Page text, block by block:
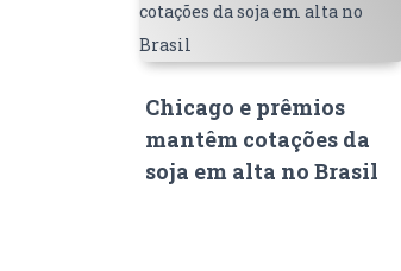
Chicago e prêmios
mantêm cotações da
soja em alta no Brasil